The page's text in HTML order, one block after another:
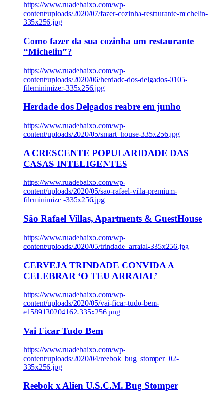
https://www.ruadebaixo.com/wp-
content/uploads/2020/07/fazer-cozinha-restaurante-michelin-
335x256.jpg
Como fazer da sua cozinha um restaurante
“Michelin”?
https://www.ruadebaixo.com/wp-
content/uploads/2020/06/herdade-dos-delgados-0105-
fileminimizer-335x256.jpg
Herdade dos Delgados reabre em junho
https://www.ruadebaixo.com/wp-
content/uploads/2020/05/smart_house-335x256.jpg
A CRESCENTE POPULARIDADE DAS
CASAS INTELIGENTES
https://www.ruadebaixo.com/wp-
content/uploads/2020/05/sao-rafael-villa-premium-
fileminimizer-335x256.jpg
São Rafael Villas, Apartments & GuestHouse
https://www.ruadebaixo.com/wp-
content/uploads/2020/05/trindade_arraial-335x256.jpg
CERVEJA TRINDADE CONVIDA A
CELEBRAR ‘O TEU ARRAIAL’
https://www.ruadebaixo.com/wp-
content/uploads/2020/05/vai-ficar-tudo-bem-
e1589130204162-335x256.png
Vai Ficar Tudo Bem
https://www.ruadebaixo.com/wp-
content/uploads/2020/04/reebok_bug_stomper_02-
335x256.jpg
Reebok x Alien U.S.C.M. Bug Stomper